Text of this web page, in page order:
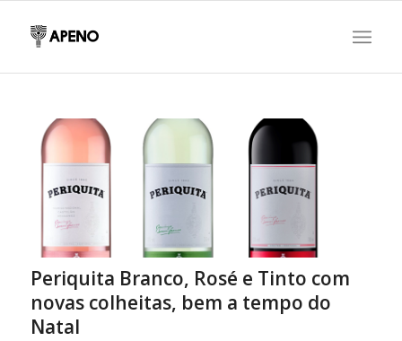
Periquita Branco, Rosé e Tinto com
novas colheitas, bem a tempo do
Natal